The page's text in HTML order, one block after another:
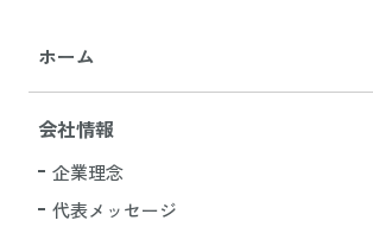
ホーム
会社情報
企業理念
代表メッセージ